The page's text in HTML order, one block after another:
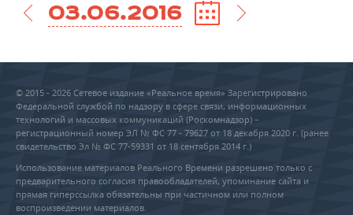
03.06.2016
© 2015 - 2026 Сетевое издание «Реальное время» Зарегистрировано
Федеральной службой по надзору в сфере связи, информационных
технологий и массовых коммуникаций (Роскомнадзор) –
регистрационный номер ЭЛ № ФС 77 - 79627 от 18 декабря 2020 г. (ранее
свидетельство Эл № ФС 77-59331 от 18 сентября 2014 г.)
Использование материалов Реального Времени разрешено только с
предварительного согласия правообладателей, упоминание сайта и
прямая гиперссылка обязательны при частичном или полном
воспроизведении материалов.